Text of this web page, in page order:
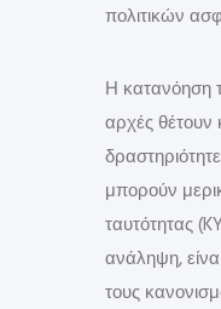
πολιτικών
Η κατανόηση
αρχές
μπορούν
ταυτότητας
ανάληψη,
τους